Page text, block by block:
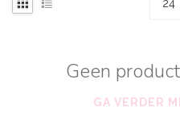
Geen
GA VERDER